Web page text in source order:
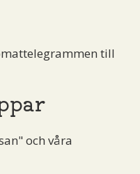
till
och våra